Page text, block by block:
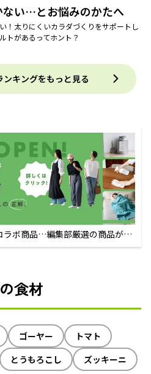
ない…とお悩みのかたへ
！太りにくいカラダづくりをサポートし
トがあるってホント？
キングをもっと見る
ラボ商品…編集部厳選の商品が買
食材
ゴーヤー
トマト
とうもろこし ズッキーニ